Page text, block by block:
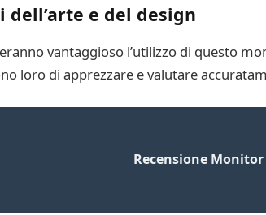
dell’arte e del design
vantaggioso l’utilizzo di questo
loro di apprezzare e valutare
Recensione Monitor